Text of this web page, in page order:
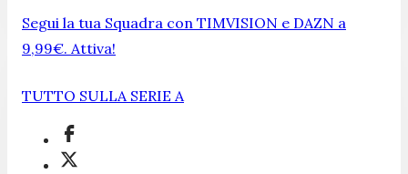
Segui la tua Squadra con TIMVISION e DAZN a
9,99€. Attiva!
TUTTO SULLA SERIE A